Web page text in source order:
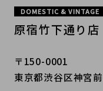
DOMESTIC & VINTAGE
原宿竹下通り店
〒150-0001
東京都渋谷区神宮